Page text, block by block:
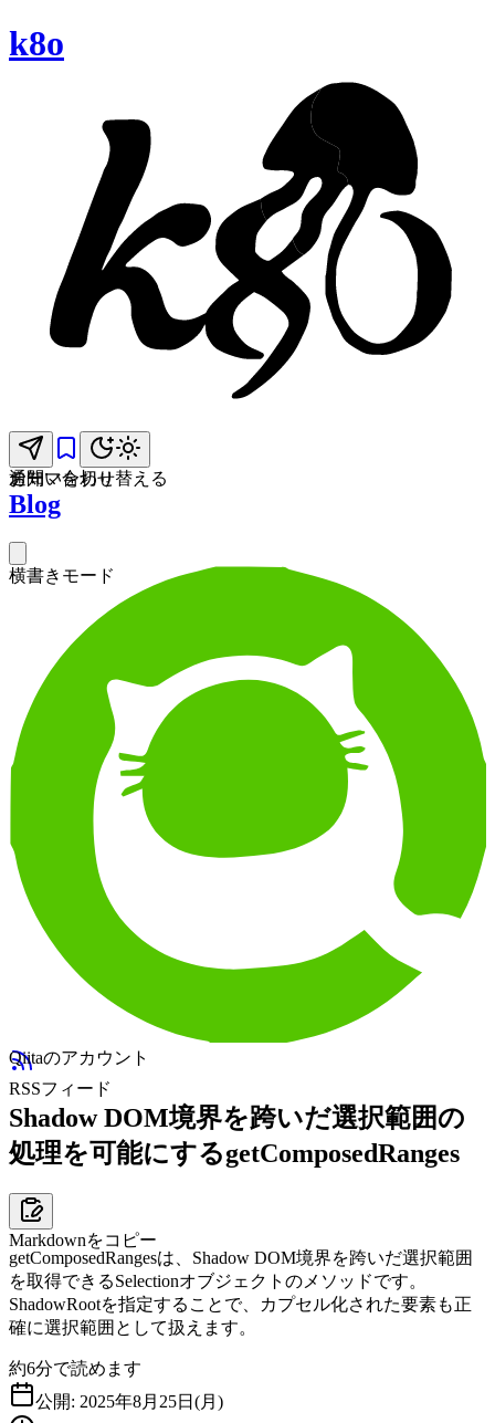
k8o
お問い合わせ
通知
テーマを切り替える
Blog
横書きモード
Qiitaのアカウント
RSSフィード
Shadow DOM境界を跨いだ選択範囲の
処理を可能にするgetComposedRanges
Markdownをコピー
getComposedRangesは、Shadow DOM境界を跨いだ選択範囲
を取得できるSelectionオブジェクトのメソッドです。
ShadowRootを指定することで、カプセル化された要素も正
確に選択範囲として扱えます。
約6分で読めます
公開: 2025年8月25日(月)